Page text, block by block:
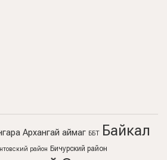
Архангай аймаг ББТ Байкал
район Бичурский район